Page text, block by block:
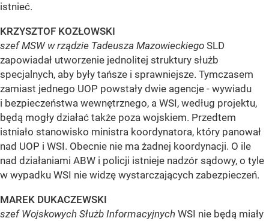
istnieć.
KRZYSZTOF KOZŁOWSKI
szef MSW w rządzie Tadeusza Mazowieckiego SLD
zapowiadał utworzenie jednolitej struktury służb
specjalnych, aby były tańsze i sprawniejsze. Tymczasem
zamiast jednego UOP powstały dwie agencje - wywiadu
i bezpieczeństwa wewnętrznego, a WSI, według projektu,
będą mogły działać także poza wojskiem. Przedtem
istniało stanowisko ministra koordynatora, który panował
nad UOP i WSI. Obecnie nie ma żadnej koordynacji. O ile
nad działaniami ABW i policji istnieje nadzór sądowy, o tyle
w wypadku WSI nie widzę wystarczających zabezpieczeń.
MAREK DUKACZEWSKI
szef Wojskowych Służb Informacyjnych WSI nie będą miały